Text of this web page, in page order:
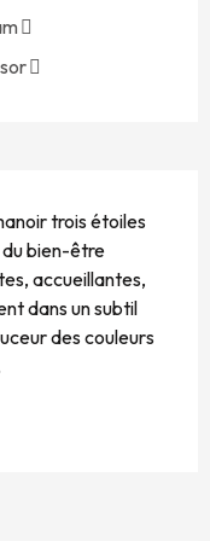
trois étoiles
bien-être
accueillantes,
dans un subtil
des couleurs